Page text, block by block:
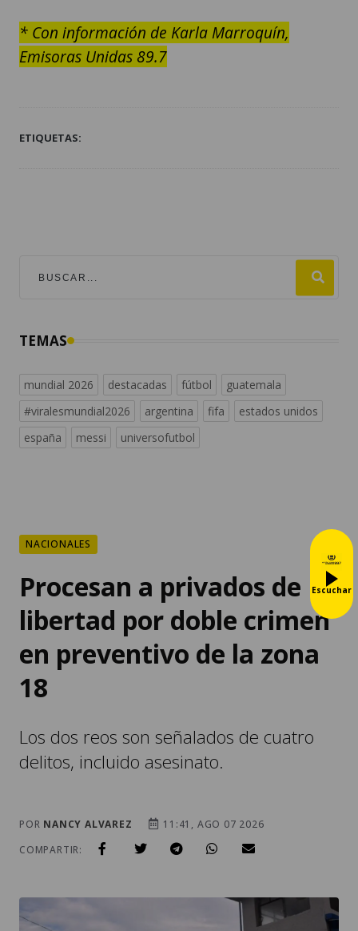
* Con información de Karla Marroquín,
Emisoras Unidas 89.7
ETIQUETAS:
TEMAS
mundial 2026 destacadas fútbol
guatemala
#viralesmundial2026
argentina fifa
estados unidos
españa
messi universofutbol
NACIONALES
Procesan a privados de
libertad por doble crimen
en preventivo de la zona
18
Los dos reos son señalados de cuatro
delitos, incluido asesinato.
POR NANCY ALVAREZ
11:41, AGO 07 2026
COMPARTIR:
Escuchar